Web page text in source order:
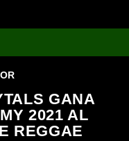
GANA
2021 AL
REGGAE